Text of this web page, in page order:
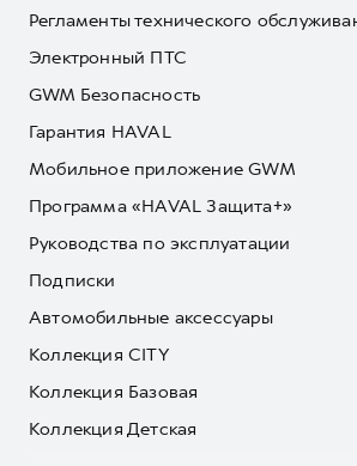
Регламенты технического
Электронный ПТС
GWM Безопасность
Гарантия HAVAL
Мобильное приложение GWM
Программа «HAVAL Защита+»
Руководства по эксплуатации
Подписки
Автомобильные аксессуары
Коллекция CITY
Коллекция Базовая
Коллекция Детская